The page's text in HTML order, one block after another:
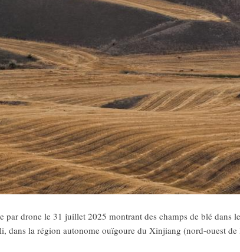
drone le 31 juillet 2025 montrant des champs de blé dans
dans la région autonome ouïgoure du Xinjiang (nord-ouest de